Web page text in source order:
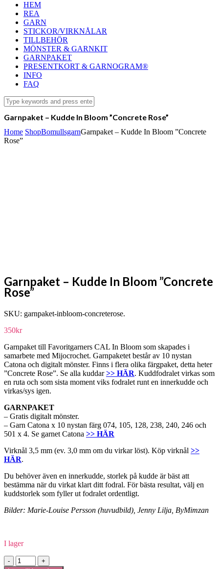
HEM
REA
GARN
STICKOR/VIRKNÅLAR
TILLBEHÖR
MÖNSTER & GARNKIT
GARNPAKET
PRESENTKORT & GARNOGRAM®
INFO
FAQ
Garnpaket – Kudde In Bloom ”Concrete Rose”
Home ShopBomullsgarnGarnpaket – Kudde In Bloom ”Concrete
Rose”
Garnpaket – Kudde In Bloom ”Concrete
Rose”
SKU: garnpaket-inbloom-concreterose.
350kr
Garnpaket till Favoritgarners CAL In Bloom som skapades i
samarbete med Mijocrochet. Garnpaketet består av 10 nystan
Catona och digitalt mönster. Finns i flera olika färgpaket, detta heter
”Concrete Rose”. Se alla kuddar>> HÄR. Kuddfodralet virkas som
en ruta och som sista moment viks fodralet runt en innerkudde och
virkas/sys igen.
GARNPAKET
– Gratis digitalt mönster.
– Garn Catona x 10 nystan färg 074, 105, 128, 238, 240, 246 och
501 x 4. Se garnet Catona >> HÄR
Virknål 3,5 mm (ev. 3,0 mm om du virkar löst). Köp virknål >>
HÄR.
Du behöver även en innerkudde, storlek på kudde är bäst att
bestämma när du virkat klart ditt fodral. För bästa resultat, välj en
kuddstorlek som fyller ut fodralet ordentligt.
Bilder: Marie-Louise Persson (huvudbild), Jenny Lilja, ByMimzan
I lager
Garnpaket